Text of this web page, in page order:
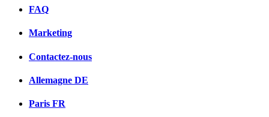
FAQ
Marketing
Contactez-nous
Allemagne DE
Paris FR